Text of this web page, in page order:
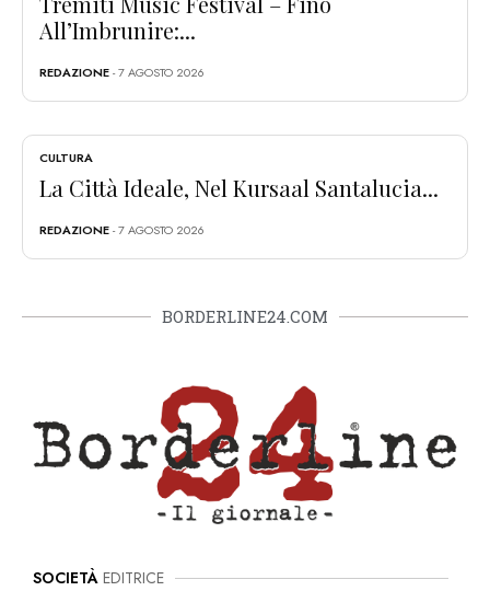
All’Imbrunire:...
REDAZIONE- 7 AGOSTO 2026
CULTURA
La Città Ideale, Nel Kursaal Santalucia...
REDAZIONE- 7 AGOSTO 2026
BORDERLINE24.COM
SOCIETÀ EDITRICE